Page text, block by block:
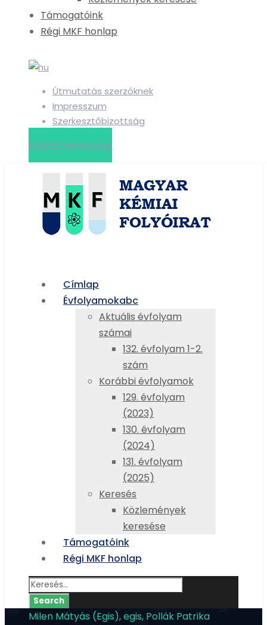
Támogatóink
Régi MKF honlap
Útmutatás szerzőknek
Impresszum
Szerkesztőbizottság
Kézirat benyújtása
Címlap
Évfolyamokabc
Aktuális évfolyam
számai
132. évfolyam 1-2.
szám
Korábbi évfolyamok
129. évfolyam
(2023)
130. évfolyam
(2024)
131. évfolyam
(2025)
Keresés
Közlemények
keresése
Támogatóink
Régi MKF honlap
Milen Mátyás (Egis), egis, Pollák Patrika